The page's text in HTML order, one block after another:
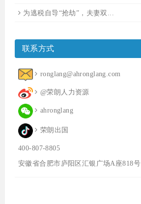
为逃税自导“抢劫”，夫妻双...
联系方式
ronglang@ahronglang.com
@荣朗人力资源
ahronglang
荣朗出国
400-807-8805
安徽省合肥市庐阳区汇银广场A座818号